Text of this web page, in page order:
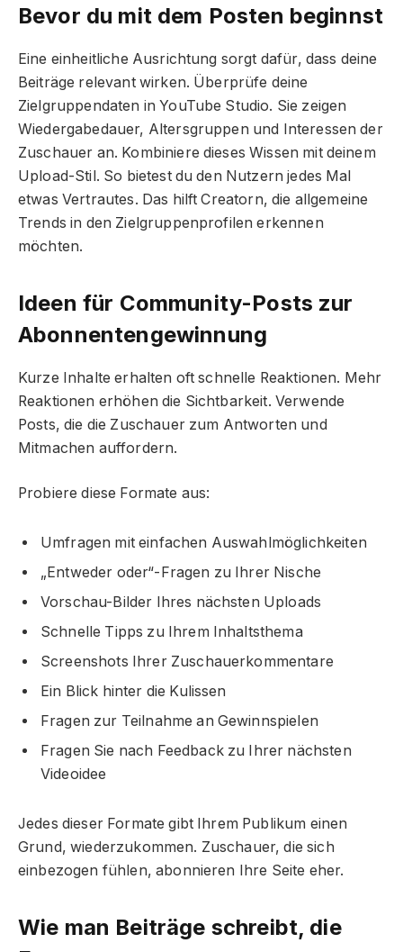
Bevor du mit dem Posten beginnst
Eine einheitliche Ausrichtung sorgt dafür, dass deine
Beiträge relevant wirken. Überprüfe deine
Zielgruppendaten in YouTube Studio. Sie zeigen
Wiedergabedauer, Altersgruppen und Interessen der
Zuschauer an. Kombiniere dieses Wissen mit deinem
Upload-Stil. So bietest du den Nutzern jedes Mal
etwas Vertrautes. Das hilft Creatorn, die allgemeine
Trends in den Zielgruppenprofilen erkennen
möchten.
Ideen für Community-Posts zur
Abonnentengewinnung
Kurze Inhalte erhalten oft schnelle Reaktionen. Mehr
Reaktionen erhöhen die Sichtbarkeit. Verwende
Posts, die die Zuschauer zum Antworten und
Mitmachen auffordern.
Probiere diese Formate aus:
Umfragen mit einfachen Auswahlmöglichkeiten
„Entweder oder“-Fragen zu Ihrer Nische
Vorschau-Bilder Ihres nächsten Uploads
Schnelle Tipps zu Ihrem Inhaltsthema
Screenshots Ihrer Zuschauerkommentare
Ein Blick hinter die Kulissen
Fragen zur Teilnahme an Gewinnspielen
Fragen Sie nach Feedback zu Ihrer nächsten
Videoidee
Jedes dieser Formate gibt Ihrem Publikum einen
Grund, wiederzukommen. Zuschauer, die sich
einbezogen fühlen, abonnieren Ihre Seite eher.
Wie man Beiträge schreibt, die